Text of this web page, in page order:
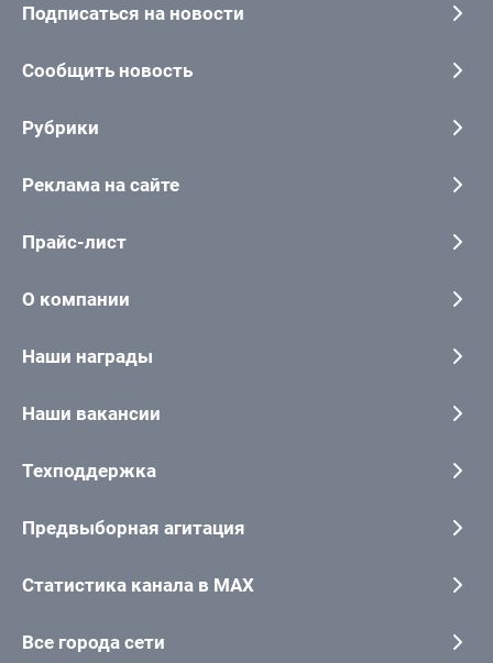
Подписаться на новости
Сообщить новость
Рубрики
Реклама на сайте
Прайс-лист
О компании
Наши награды
Наши вакансии
Техподдержка
Предвыборная агитация
Статистика канала в MAX
Все города сети